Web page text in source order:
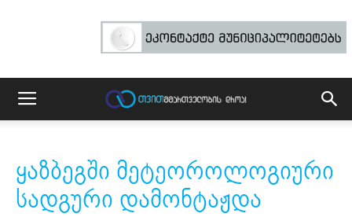
ყაზბეგში მეტეოროლოგიური
სადგური დამონტაჟდა